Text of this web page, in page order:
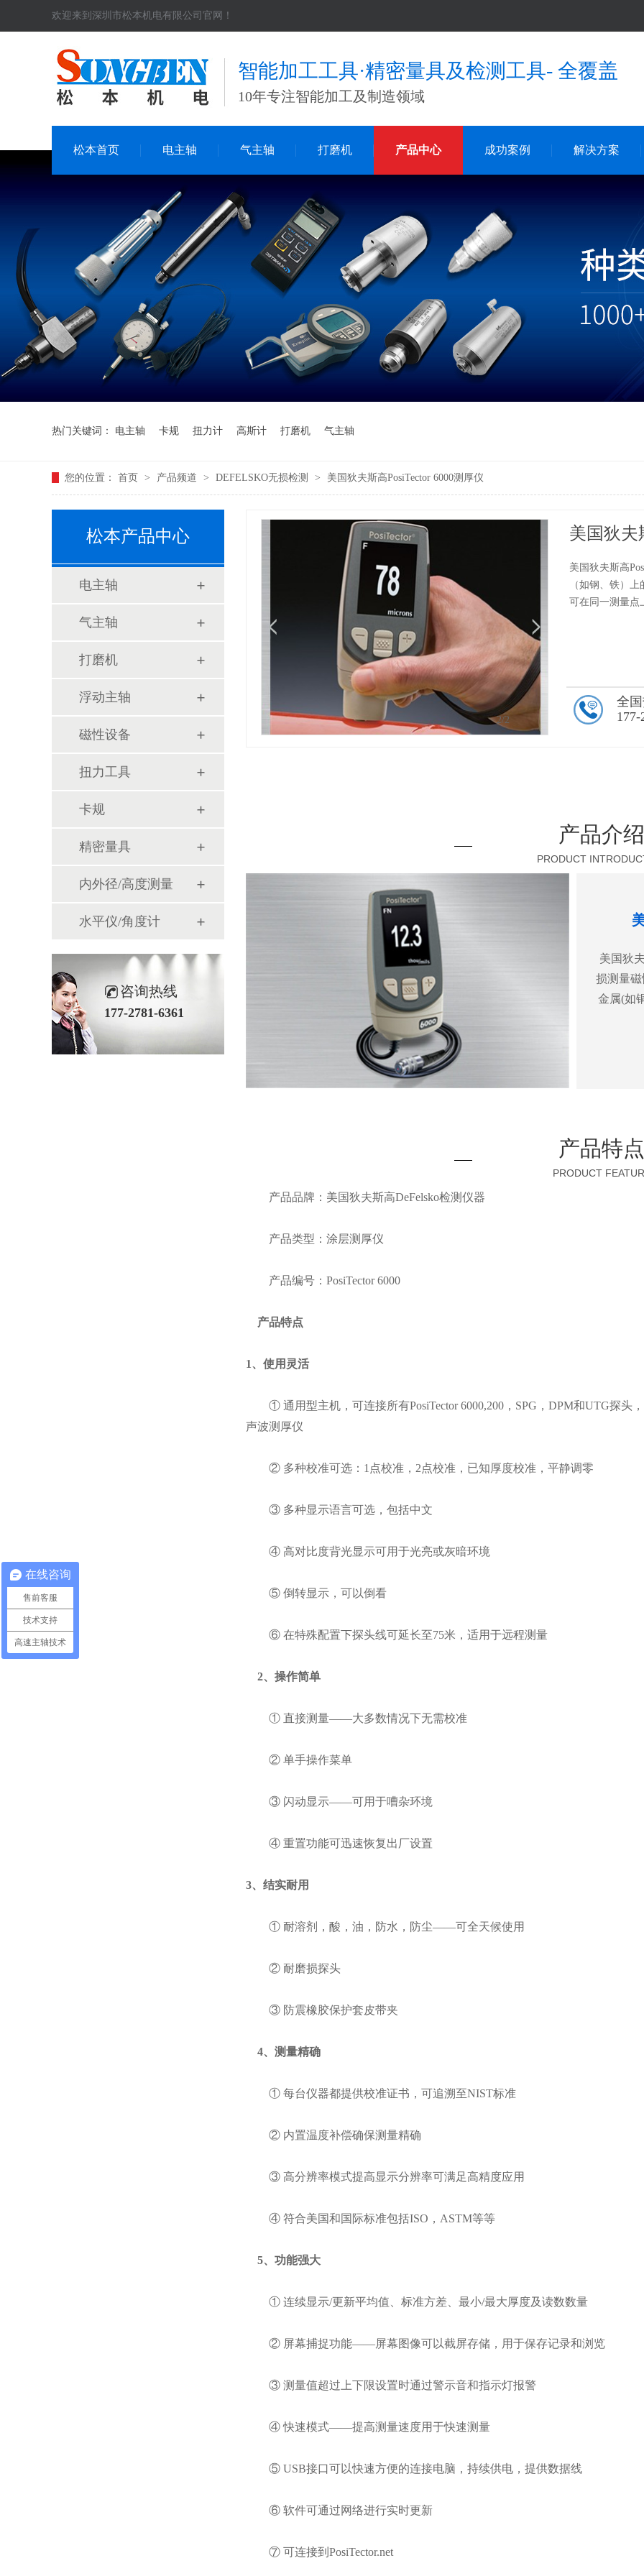
欢迎来到深圳市松本机电有限公司官网！
智能加工工具·精密量具及检测工具- 全覆盖
10年专注智能加工及制造领域
松本首页 电主轴 气主轴 打磨机 产品中心 成功案例 解决方案
热门关键词： 电主轴 卡规 扭力计 高斯计 打磨机 气主轴
您的位置： 首页 > 产品频道 > DEFELSKO无损检测 > 美国狄夫斯高PosiTector 6000测厚仪
松本产品中心
电主轴
气主轴
打磨机
浮动主轴
磁性设备
扭力工具
卡规
精密量具
内外径/高度测量
水平仪/角度计
咨询热线
177-2781-6361
2/2
美国狄夫
美国狄夫斯高
（如钢、铁）
可在同一测量点
全
177-
产品介绍
PRODUCT
美国狄
损测量
金属(如
产品特点
PRODUCT
产品品牌：美国狄夫斯高DeFelsko检测仪器
产品类型：涂层测厚仪
产品编号：PosiTector 6000
产品特点
1、使用灵活
① 通用型主机，可连接所有PosiTector 6000,200，SPG，DPM和UTG探头
声波测厚仪
② 多种校准可选：1点校准，2点校准，已知厚度校准，平静调零
③ 多种显示语言可选，包括中文
④ 高对比度背光显示可用于光亮或灰暗环境
⑤ 倒转显示，可以倒看
⑥ 在特殊配置下探头线可延长至75米，适用于远程测量
2、操作简单
① 直接测量——大多数情况下无需校准
② 单手操作菜单
③ 闪动显示——可用于嘈杂环境
④ 重置功能可迅速恢复出厂设置
3、结实耐用
① 耐溶剂，酸，油，防水，防尘——可全天候使用
② 耐磨损探头
③ 防震橡胶保护套皮带夹
4、测量精确
① 每台仪器都提供校准证书，可追溯至NIST标准
② 内置温度补偿确保测量精确
③ 高分辨率模式提高显示分辨率可满足高精度应用
④ 符合美国和国际标准包括ISO，ASTM等等
5、功能强大
① 连续显示/更新平均值、标准方差、最小/最大厚度及读数数量
② 屏幕捕捉功能——屏幕图像可以截屏存储，用于保存记录和浏览
③ 测量值超过上下限设置时通过警示音和指示灯报警
④ 快速模式——提高测量速度用于快速测量
⑤ USB接口可以快速方便的连接电脑，持续供电，提供数据线
⑥ 软件可通过网络进行实时更新
⑦ 可连接到PosiTector.net
在线咨询
售前客服
技术支持
高速主轴技术